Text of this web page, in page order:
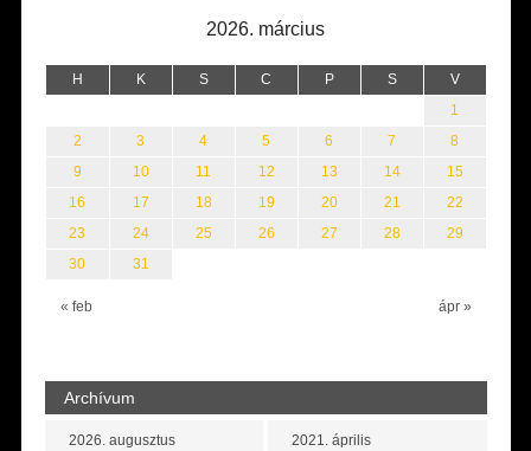
2026. március
H K S C P S V
« feb ápr »
1
2
3 4 5 6 7
8
9
10 11 12 13 14
15
16
17 18 19 20 21
22
23
24 25 26 27 28
29
30
31
Archívum
2026. augusztus 2021. április